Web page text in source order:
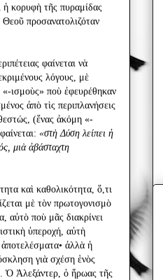
ἡ κορυφὴ τῆς πυραμίδας
προσανατολιζόταν
φαίνεται νὰ
λόγους, μὲ
«-ισμοὺς» ποὺ ἐφευρέθηκαν
ἀπὸ τὶς περιπλανήσεις
(ἕνας ἀκόμη «-
«στὴ Δύση λείπει ἡ
μιὰ ἀβάσταχτη
καὶ καθολικότητα, ὅ,τι
μὲ τὸν πρωτογονισμὸ
αὐτὸ ποὺ μᾶς διακρίνει
ὑπεροχή, αὐτὴ
ἀλλὰ ἡ
γιὰ σχέση ἑνὸς
Ὁ Ἀλεξάντερ, ὁ ἥρωας τῆς